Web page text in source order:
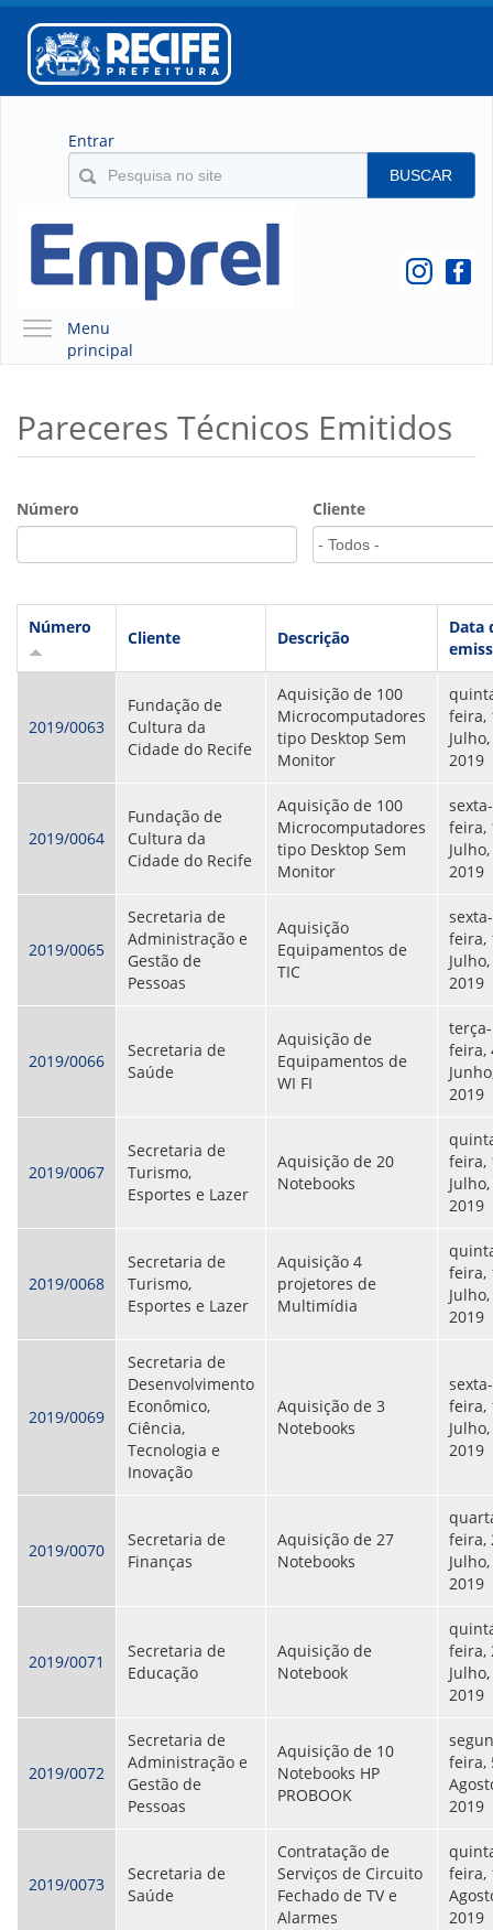
Entrar
BUSCAR
Menu
principal
QUEM SOMOS
O QUE É A EMPREL
ORGANOGRAMA
LOCALIZAÇÃO
GOVERNANÇA
NOTÍCIAS
COMISSÕES
ATAS DE REGISTRO DE PREÇOS
REGULAMENTO INTERNO DE LICITAÇÕES E
CONTRATO
COLABORADORES
PLR
PARTICIPAÇÃO NOS LUCROS E RESULTADOS
CONSULTA MEUS RECURSOS PLR
CONSULTA TODOS RECURSOS PLR
CONSULTA QUESTIONAMENTO / ESCLARECIMENTO
PLR
SERVIÇOS
DESEMPENHO DOS EMPREGADOS DA EMPREL
AFASTAMENTOS DOS FUNCIONÁRIOS
CAPACITAÇÃO
EVENTOS DA EMPREL
PPP - PERFIL PROFISSIOGRÁFICO
PREVIDENCIÁRIO
PROGRAMA QUALIDADE DE VIDA
PROGRAMA DE ESTAGIÁRIO
SAÚDE DO TRABALHADOR
PGDE 2023
PGDE 2024
GESTÃO DA INFORMAÇÃO
BOLETIM INFORMATIVO
ORIENTAÇÕES TÉCNICAS
RISI - FAQ (PERGUNTAS FREQUENTES)
CATÁLOGO DE SERVIÇOS DE TIC
ORIENTAÇÕES
PARECERES TÉCNICOS EMITIDOS
PUBLICAÇÕES
RESOLUÇÕES
DIVERSOS
ATAS DA CIPA
ATAS E RESOLUÇÕES DO CONSELHO FISCAL
ATAS DO CONSADE
CHAMAMENTOS PÚBLICOS
TRANSPARÊNCIA
Pareceres Técnicos Emitidos
Número Cliente
Número
Cliente Descrição
Data
2019/0063
Fundação de
Cultura da
Cidade do Recife
Aquisição de 100
Microcomputadores
tipo Desktop Sem
Monitor
feira,
Julho,
2019
2019/0064
Fundação de
Cultura da
Cidade do Recife
Aquisição de 100
Microcomputadores
tipo Desktop Sem
Monitor
sexta-
feira,
Julho,
2019
2019/0065
Secretaria de
Administração e
Gestão de
Pessoas
Aquisição
Equipamentos de
TIC
sexta-
feira,
Julho,
2019
2019/0066
Secretaria de
Saúde
Aquisição de
Equipamentos de
WI FI
terça-
feira,
2019
2019/0067
Secretaria de
Turismo,
Esportes e Lazer
Aquisição de 20
Notebooks
feira,
Julho,
2019
2019/0068
Secretaria de
Turismo,
Esportes e Lazer
Aquisição 4
projetores de
Multimídia
feira,
Julho,
2019
2019/0069
Secretaria de
Desenvolvimento
Econômico,
Ciência,
Tecnologia e
Inovação
Aquisição de 3
Notebooks
sexta-
feira,
Julho,
2019
2019/0070
Secretaria de
Finanças
Aquisição de 27
Notebooks
feira,
Julho,
2019
2019/0071
Secretaria de
Educação
Aquisição de
Notebook
feira,
Julho,
2019
2019/0072
Secretaria de
Administração e
Gestão de
Pessoas
Aquisição de 10
Notebooks HP
PROBOOK
feira,
2019
2019/0073
Secretaria de
Saúde
Contratação de
Serviços de Circuito
Fechado de TV e
Alarmes
feira,
2019